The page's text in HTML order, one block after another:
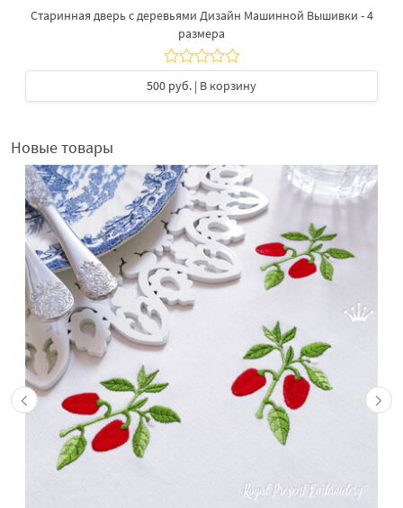
Старинная дверь с деревьями Дизайн Машинной Вышивки - 4
размера
500 руб. | В корзину
Новые товары